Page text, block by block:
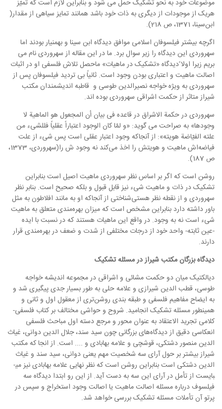
موضوعات خود به نحو تشکیک حمل می شود و بنابراین لازم است که تمیّز
هریک از موجودات از دیگری به ذات خود باشد همانند تمایز سیاهی از مقدار(
ابن‌سینا، 1371، ص 218).
اگرچه بیشتر فیلسوفان اسلامی موافق دیدگاه ابن سینا و بهمنیار بودند اما
سهروردی این دیدگاه را زیر سوال برد. ما در این مقاله از سهروردی نام می
بریم زیرا اولا ًدیدگاه «تشکیک در ماهیات» ماحصل تلاش فلسفی او در اثبات
اصالت ماهیت و اعتباری بودن وجود است. ثانیاً بی تردید فیلسوفان پس از
سهروردی به ویژه خواجه نصیرالدین طوسی و قاطبه اندیشمندان مکتب
شیراز متاثر از حکمت اشراقی سهروردی بوده اند.
سهروردی در حکمة الاشراق در قاعده فی بیان أن المجعول هو الماهیة لا
وجودها» به صراحت می گوید: «و لمّا کان الوجود اعتباراً عقلیاً فللشیء من
علته الفیّاضة هویته»: از آنجاکه وجود اعتبار عقلی است پس شیء از علت
فیاضه‌اش ماهیت و هویتش را اخذ می‌کند نه وجود ش را
(سهروردی، 1373،
ص 187).
روشن است که اگر بر اساس نظر سهروردی ماهیت اصیل است بنابراین
تشکیک در ذات و ماهیت شیء نیز قابل قبول و بلکه صحیح است. بنابر نظر
سهروردی و از نقطه نظر هستی‌شناختی از آنجاکه او به مانند افلاطون به مثل
باور داشته دارد بنابراین مشخص است که میزان بهره‌مندی متعلق به ماهیت
شیء است نه به وجود. در واقع این ماهیات هستند که در نسبت با ایده
-عین ثابته- واحد خود از درجات مختلفی از شدت و ضعف در بهره‌مندی قرار
دارند.
دیدگاه بزرگان مکتب شیراز در مسئله تشکیک
دیالکتیک میان دو حکمت مشائی و اشراقی در مجموعه اندیشه خواجه
طوسی، قطب الدین شیرازی و علامه حلی به طور بسیار جدی پیگیری شد و
به ایضاح مفاهیم فلسفی و طبقه بندی روشن‌تری از معقول اول و ثانی و
همینطور مسئله تشکیک انجامید. شروح و حواشی مختالف بر کتاب فلسفی-
کلامی تجرید الاعتقاد به عنوان محور و مرجع دسته اول مباحث فلسفی
انعکاسی دقیق از دیدگاه‌های بزرگانی چون سید سند، جلال الدین دوانی، غیاث
الدین منصور دشتکی، قوشچی و علامه بهابادی و .... است. از انجا که مکتب
شیراز بیشتر بر حول آرای سه شخصیت مهم یعنی دوانی، سید سند و غیاث
الدین دشتکی است بنابراین روشن است که نظر نهایی علامه بهابادی نیز می­
بایست از تأمل در آرای این سه به دست آید. از این رو ابتدا دیدگاه سه
فیلسوف درباره مسئله اصالت ماهیت یا اصالت وجود استخراج و سپس در
پرتو آن تأملات مسئله تشکیک بررسی خواهد شد.